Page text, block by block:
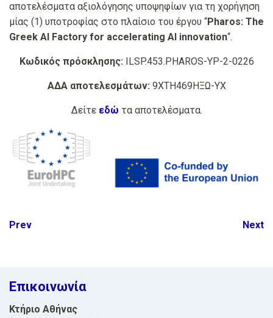
αποτελέσματα αξιολόγησης υποψηφίων για τη χορήγηση
μίας (1) υποτροφίας στο πλαίσιο του έργου “Pharos: The
Greek AI Factory for accelerating AI innovation“.
Κωδικός πρόσκλησης: ILSP.453.PHAROS-YP-2-0226
ΑΔΑ αποτελεσμάτων: 9ΧΤΗ469ΗΞΩ-ΥΧ
Δείτε εδώ τα αποτελέσματα.
Post
Prev Next
Επικοινωνία
Κτήριο Αθήνας